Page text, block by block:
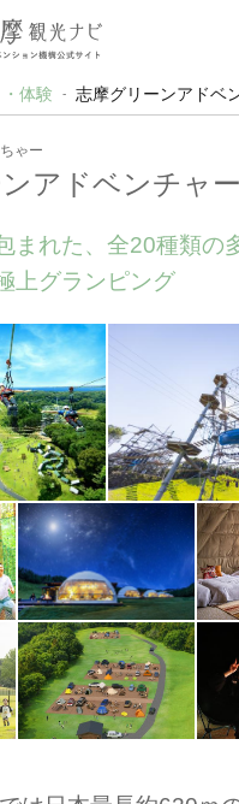
体験 志摩グリーンアドベ
ゃー
アドベンチャー
まれた、全20種類の
上グランピング